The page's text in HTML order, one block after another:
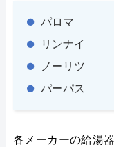
パロマ
リンナイ
ノーリツ
パーパス
各メーカーの給湯